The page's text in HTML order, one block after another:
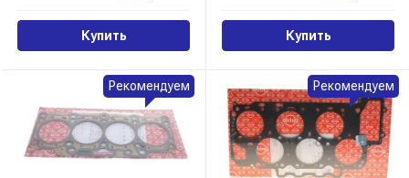
Купить Купить
Рекомендуем Рекомендуем